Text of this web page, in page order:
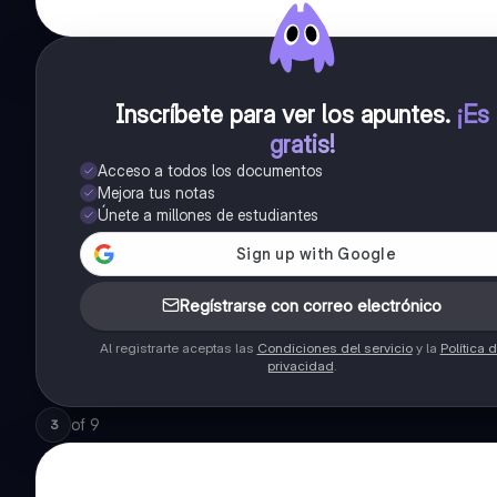
Inscríbete para ver los apuntes. ¡Es
gratis!
Acceso a todos los documentos
Mejora tus notas
Únete a millones de estudiantes
Regístrarse con correo electrónico
Al registrarte aceptas las Condiciones del servicioy la Política
privacidad
3 of 9